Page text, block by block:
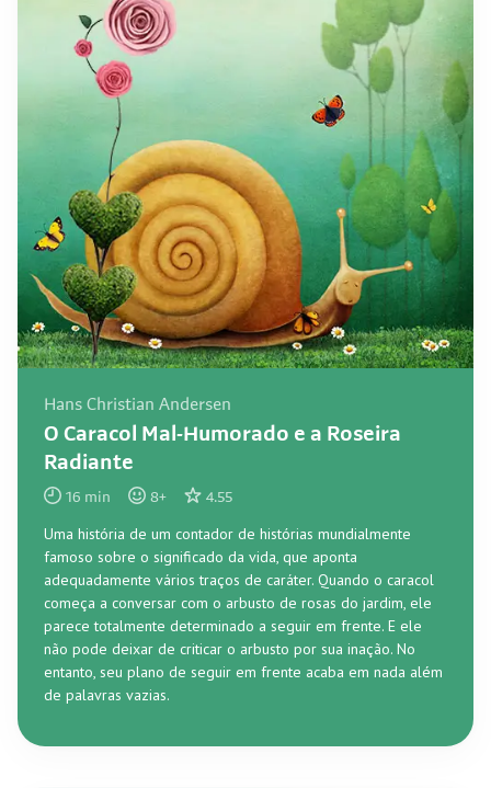
Hans Christian Andersen
O Caracol Mal-Humorado e a Roseira
Radiante
16 min 8+ 4.55
Uma história de um contador de histórias mundialmente
famoso sobre o significado da vida, que aponta
adequadamente vários traços de caráter. Quando o caracol
começa a conversar com o arbusto de rosas do jardim, ele
parece totalmente determinado a seguir em frente. E ele
não pode deixar de criticar o arbusto por sua inação. No
entanto, seu plano de seguir em frente acaba em nada além
de palavras vazias.